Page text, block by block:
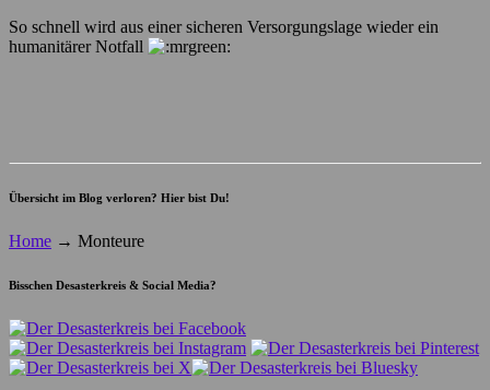
So schnell wird aus einer sicheren Versorgungslage wieder ein
humanitärer Notfall
Übersicht im Blog verloren? Hier bist Du!
Home → Monteure
Bisschen Desasterkreis & Social Media?